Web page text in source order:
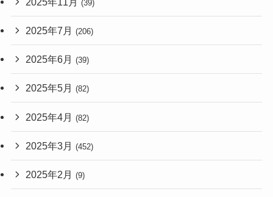
(39)
2025年7月 (206)
2025年6月 (39)
2025年5月 (82)
2025年4月 (82)
2025年3月 (452)
2025年2月 (9)